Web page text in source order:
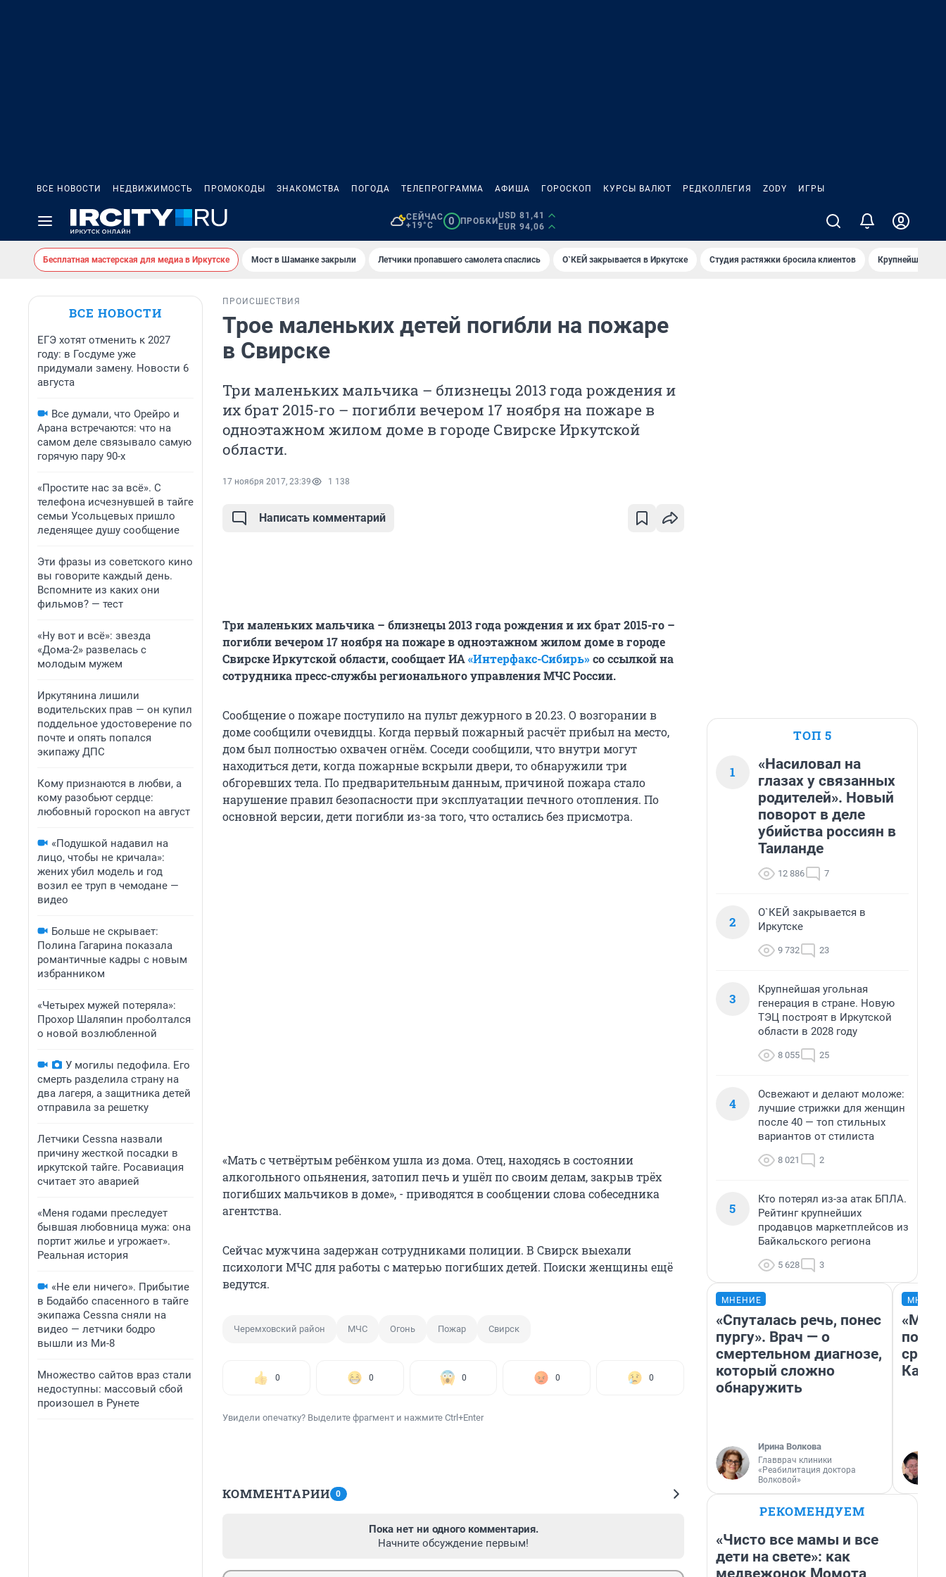
ВСЕ НОВОСТИ НЕДВИЖИМОСТЬ ПРОМОКОДЫ ЗНАКОМСТВА ПОГОДА ТЕЛЕПРОГРАММА АФИША ГОРОСКОП КУРСЫ ВАЛЮТ РЕДКОЛЛЕГИЯ ZODY ИГРЫ
СЕЙЧАС
+19°C
0 ПРОБКИ
USD 81,41
EUR 94,06
Бесплатная мастерская для медиа в Иркутске Мост в Шаманке закрыли Летчики пропавшего самолета спаслись О`КЕЙ закрывается в Иркутске Студия растяжки бросила клиентов Крупнейшие
ВСЕ НОВОСТИ
ЕГЭ хотят отменить к 2027
году: в Госдуме уже
придумали замену. Новости 6
августа
Все думали, что Орейро и
Арана встречаются: что на
самом деле связывало самую
горячую пару 90-х
«Простите нас за всё». С
телефона исчезнувшей в тайге
семьи Усольцевых пришло
леденящее душу сообщение
Эти фразы из советского кино
вы говорите каждый день.
Вспомните из каких они
фильмов? — тест
«Ну вот и всё»: звезда
«Дома-2» развелась с
молодым мужем
Иркутянина лишили
водительских прав — он купил
поддельное удостоверение по
почте и опять попался
экипажу ДПС
Кому признаются в любви, а
кому разобьют сердце:
любовный гороскоп на август
«Подушкой надавил на
лицо, чтобы не кричала»:
жених убил модель и год
возил ее труп в чемодане —
видео
Больше не скрывает:
Полина Гагарина показала
романтичные кадры с новым
избранником
«Четырех мужей потеряла»:
Прохор Шаляпин проболтался
о новой возлюбленной
У могилы педофила. Его
смерть разделила страну на
два лагеря, а защитника детей
отправила за решетку
Летчики Cessna назвали
причину жесткой посадки в
иркутской тайге. Росавиация
считает это аварией
«Меня годами преследует
бывшая любовница мужа: она
портит жилье и угрожает».
Реальная история
«Не ели ничего». Прибытие
в Бодайбо спасенного в тайге
экипажа Cessna сняли на
видео — летчики бодро
вышли из Ми-8
Множество сайтов враз стали
недоступны: массовый сбой
произошел в Рунете
ПРОИСШЕСТВИЯ
Трое маленьких детей погибли на пожаре
в Свирске
Три маленьких мальчика – близнецы 2013 года рождения и
их брат 2015-го – погибли вечером 17 ноября на пожаре в
одноэтажном жилом доме в городе Свирске Иркутской
области.
17 ноября 2017, 23:39 1 138
Написать комментарий
Три маленьких мальчика – близнецы 2013 года рождения и их брат 2015-го –
погибли вечером 17 ноября на пожаре в одноэтажном жилом доме в городе
Свирске Иркутской области, сообщает ИА«Интерфакс-Сибирь»со ссылкой на
сотрудника пресс-службы регионального управления МЧС России.
Сообщение о пожаре поступило на пульт дежурного в 20.23. О возгорании в
доме сообщили очевидцы. Когда первый пожарный расчёт прибыл на место,
дом был полностью охвачен огнём. Соседи сообщили, что внутри могут
находиться дети, когда пожарные вскрыли двери, то обнаружили три
обгоревших тела. По предварительным данным, причиной пожара стало
нарушение правил безопасности при эксплуатации печного отопления. По
основной версии, дети погибли из-за того, что остались без присмотра.
«Мать с четвёртым ребёнком ушла из дома. Отец, находясь в состоянии
алкогольного опьянения, затопил печь и ушёл по своим делам, закрыв трёх
погибших мальчиков в доме», - приводятся в сообщении слова собеседника
агентства.
Сейчас мужчина задержан сотрудниками полиции. В Свирск выехали
психологи МЧС для работы с матерью погибших детей. Поиски женщины ещё
ведутся.
Черемховский район МЧС Огонь Пожар Свирск
0 0 0 0 0
Увидели опечатку? Выделите фрагмент и нажмите Ctrl+Enter
КОММЕНТАРИИ 0
Пока нет ни одного комментария.
Начните обсуждение первым!
ТОП 5
1
«Насиловал на
глазах у связанных
родителей». Новый
поворот в деле
убийства россиян в
Таиланде
12 886 7
2
О`КЕЙ закрывается в
Иркутске
9 732 23
3
Крупнейшая угольная
генерация в стране. Новую
ТЭЦ построят в Иркутской
области в 2028 году
8 055 25
4
Освежают и делают моложе:
лучшие стрижки для женщин
после 40 — топ стильных
вариантов от стилиста
8 021 2
5
Кто потерял из-за атак БПЛА.
Рейтинг крупнейших
продавцов маркетплейсов из
Байкальского региона
5 628 3
МНЕНИЕ
«Спуталась речь, понес
пургу». Врач — о
смертельном диагнозе,
который сложно
обнаружить
Ирина Волкова
Главврач клиники
«Реабилитация доктора
Волковой»
РЕКОМЕНДУЕМ
«Чисто все мамы и все
дети на свете»: как
медвежонок Момота